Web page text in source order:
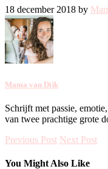
18 december 2018 by
Mama van Dijk
Schrijft met passie,
van twee prachtige grote
Previous Post Next Post
You Might Also Like